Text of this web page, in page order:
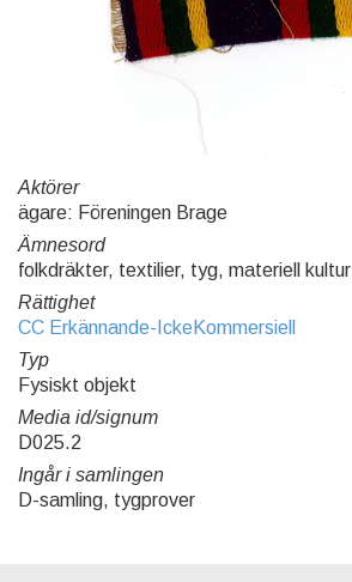
Aktörer
ägare: Föreningen Brage
Ämnesord
folkdräkter, textilier, tyg, materiell kultur
Rättighet
CC Erkännande-IckeKommersiell
Typ
Fysiskt objekt
Media id/signum
D025.2
Ingår i samlingen
D-samling, tygprover